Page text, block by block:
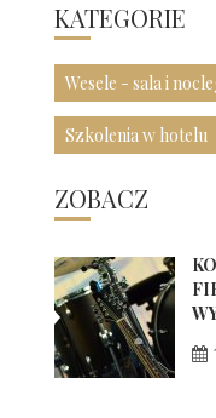
KATEGORIE
Wesele - sala i
Szkolenia w hotelu
ZOBACZ